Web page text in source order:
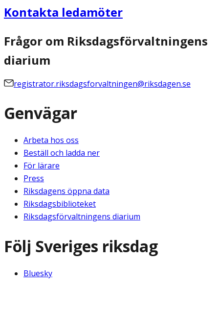
Kontakta ledamöter
Frågor om Riksdagsförvaltningens
diarium
registrator.riksdagsforvaltningen@riksdagen.se
Genvägar
Arbeta hos oss
Beställ och ladda ner
För lärare
Press
Riksdagens öppna data
Riksdagsbiblioteket
Riksdagsförvaltningens diarium
Följ Sveriges riksdag
Bluesky